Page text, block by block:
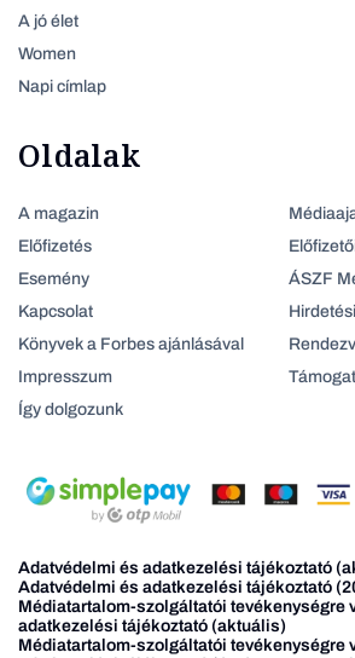
A jó élet
Women
Napi címlap
Oldalak
A magazin
Előfizetés
Esemény
Kapcsolat
Könyvek a Forbes ajánlásával
Impresszum
Így dolgozunk
ÁSZF
Adatvédelmi és adatkezelési tájékoztató
Adatvédelmi és adatkezelési tájékoztató
Médiatartalom-szolgáltatói tevékenységre
adatkezelési tájékoztató (aktuális)
Médiatartalom-szolgáltatói tevékenységre